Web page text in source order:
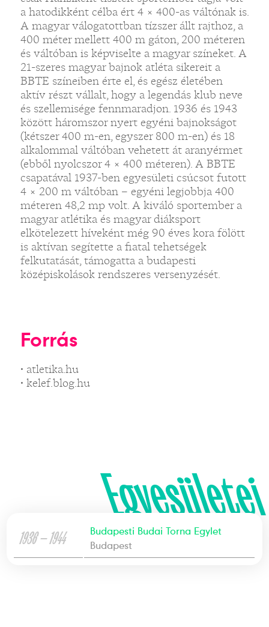
a hatodikként célba ért 4 × 400-as váltónak is.
A magyar válogatottban tízszer állt rajthoz, a
400 méter mellett 400 m gáton, 200 méteren
és váltóban is képviselte a magyar színeket. A
21-szeres magyar bajnok atléta sikereit a
BBTE színeiben érte el, és egész életében
aktív részt vállalt, hogy a legendás klub neve
és szellemisége fennmaradjon. 1936 és 1943
között háromszor nyert egyéni bajnokságot
(kétszer 400 m-en, egyszer 800 m-en) és 18
alkalommal váltóban vehetett át aranyérmet
(ebből nyolcszor 4 × 400 méteren). A BBTE
csapatával 1937-ben egyesületi csúcsot futott
4 × 200 m váltóban – egyéni legjobbja 400
méteren 48,2 mp volt. A kiváló sportember a
magyar atlétika és magyar diáksport
elkötelezett híveként még 90 éves kora fölött
is aktívan segítette a fiatal tehetségek
felkutatását, támogatta a budapesti
középiskolások rendszeres versenyzését.
Forrás
• atletika.hu
• kelef.blog.hu
Egyesületei
1936 — 1944
Budapesti Budai Torna Egylet
Budapest